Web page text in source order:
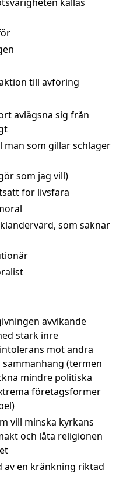
till avföring
avlägsna sig från
man som gillar schlager
som jag vill)
för livsfara
som saknar
avvikande
stark inre
mot andra
(termen
mindre politiska
företagsformer
vill minska kyrkans
och låta religionen
av en kränkning riktad